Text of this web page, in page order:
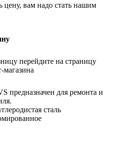
цену, вам надо стать нашим
перейдите на страницу
магазина
предназначен для ремонта и
сталь